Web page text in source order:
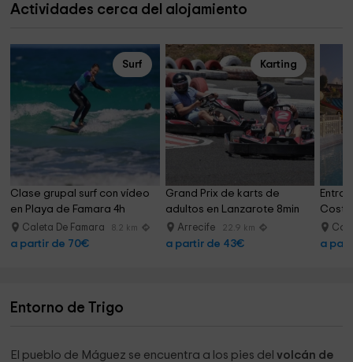
Actividades cerca del alojamiento
Surf
Clase grupal surf con vídeo
en Playa de Famara 4h
Caleta De Famara 8.2 km
a partir de 70€
Karting
Grand Prix de karts de
adultos en Lanzarote 8min
Arrecife 22.9 km
a partir de 43€
Costa
a
Entorno de Trigo
El pueblo de Máguez se encuentra a los pies del volcán de